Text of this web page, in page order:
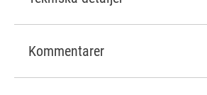
Kommentarer